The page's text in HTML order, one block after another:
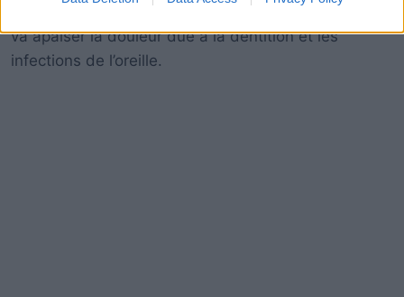
traitera des problèmes liés aux dents et à la tête, et
va apaiser la douleur due à la dentition et les
infections de l’oreille.